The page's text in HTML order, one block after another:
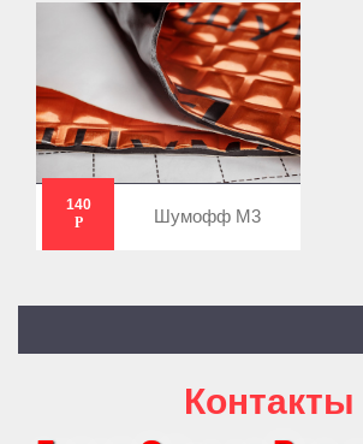
140
Р
Шумофф М3
Контакты